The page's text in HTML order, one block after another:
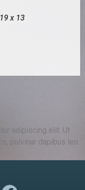
x 13
adipiscing elit. Ut
pulvinar dapibus leo.